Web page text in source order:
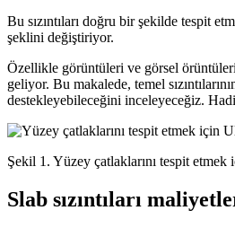
Bu sızıntıları doğru bir şekilde tespit
şeklini değiştiriyor.
Özellikle görüntüleri ve görsel
geliyor. Bu makalede, temel
destekleyebileceğini inceleyeceğiz.
Şekil 1. Yüzey çatlaklarını tespit
Slab sızıntıları